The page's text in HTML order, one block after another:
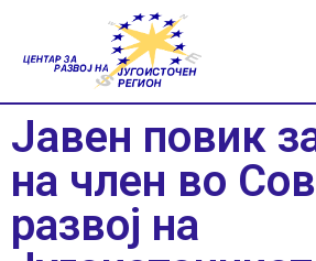
Јавен повик
на член во
развој на